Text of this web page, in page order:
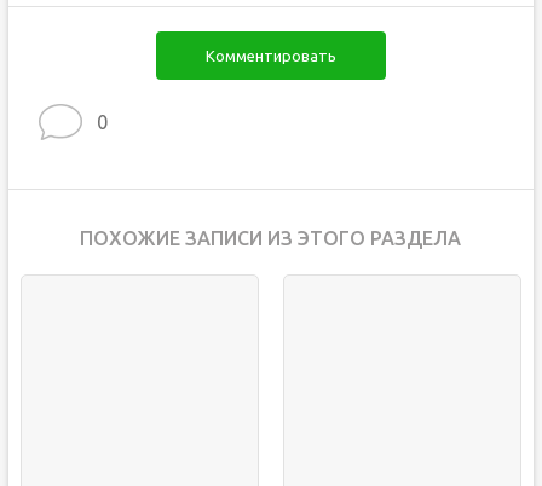
Комментировать
0
ПОХОЖИЕ ЗАПИСИ ИЗ ЭТОГО РАЗДЕЛА